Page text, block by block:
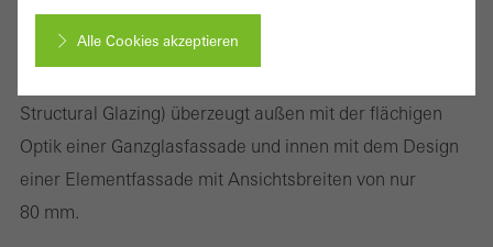
Das Schüco Fassadensystem AF UDC 80 SG
Structural Glazing) überzeugt außen mit der flächigen
Optik einer Ganzglasfassade und innen mit dem Design
einer Elementfassade mit Ansichtsbreiten von nur
80 mm.
Alle Cookies akzeptieren
Abbrechen
Benötigte Cookies (essenziell, funktional, unverzichtbar), nicht